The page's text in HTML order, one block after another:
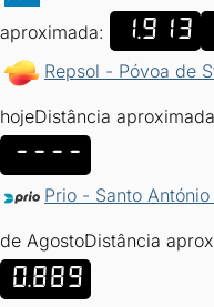
aproximada: 1.913
Repsol - Póvoa de
hojeDistância
----
Prio - Santo
de AgostoDistância
0.889